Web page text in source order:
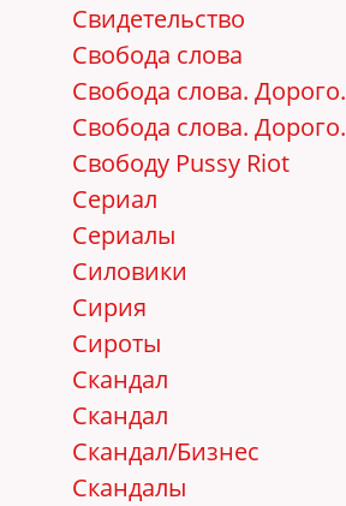
Свидетельство
Свобода слова
Свобода слова. Дорого.
Свобода слова. Дорого.
Свободу Pussy Riot
Сериал
Сериалы
Силовики
Сирия
Сироты
Скандал
Скандал
Скандал/Бизнес
Скандалы